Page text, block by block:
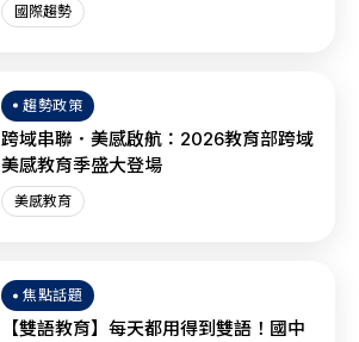
國際趨勢
趨勢政策
跨域串聯．美感啟航：2026教育部跨域
美感教育季盛大登場
美感教育
焦點話題
【雙語教育】每天都用得到雙語！國中